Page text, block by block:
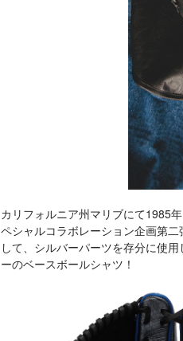
カリフォルニア州マリブにて1985
ペシャルコラボレーション企画第
して、シルバーパーツを存分に使
ーのベースボールシャツ！